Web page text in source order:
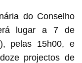
do Conselho
lugar a 7 de
pelas 15h00, e
projectos de